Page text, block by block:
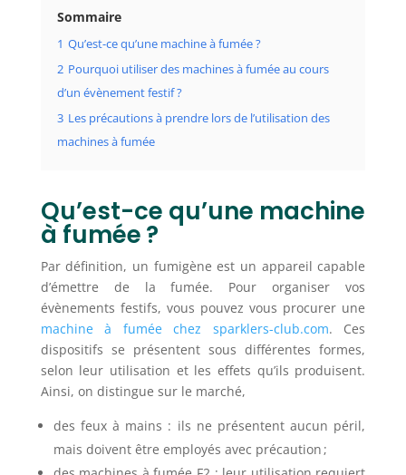
Sommaire
1 Qu’est-ce qu’une machine à fumée ?
2 Pourquoi utiliser des machines à fumée au cours
d’un évènement festif ?
3 Les précautions à prendre lors de l’utilisation des
machines à fumée
Qu’est-ce qu’une machine
à fumée ?
Par définition, un fumigène est un appareil capable
d’émettre de la fumée. Pour organiser vos
évènements festifs, vous pouvez vous procurer une
machine à fumée chez sparklers-club.com. Ces
dispositifs se présentent sous différentes formes,
selon leur utilisation et les effets qu’ils produisent.
Ainsi, on distingue sur le marché,
des feux à mains : ils ne présentent aucun péril,
mais doivent être employés avec précaution ;